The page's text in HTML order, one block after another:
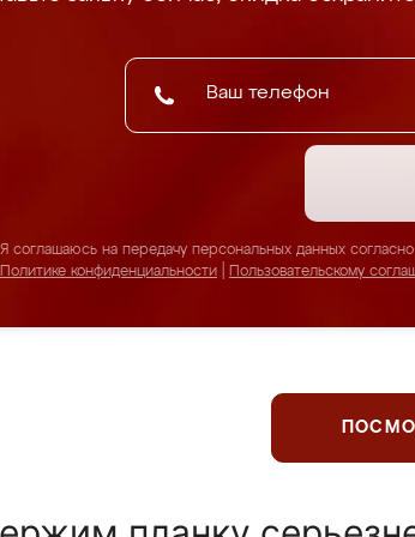
Я соглашаюсь на передачу персональных данных согласно
Политике конфиденциальности
Пользовательскому